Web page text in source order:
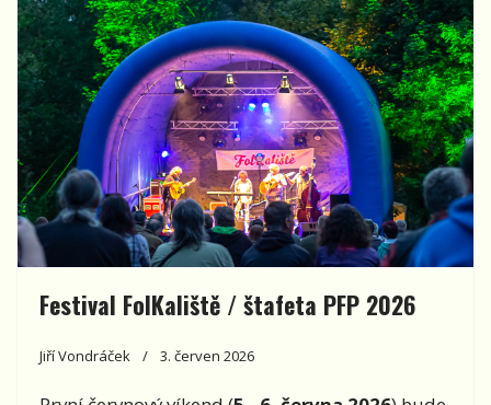
Festival FolKaliště / štafeta PFP 2026
Jiří Vondráček 3. červen 2026